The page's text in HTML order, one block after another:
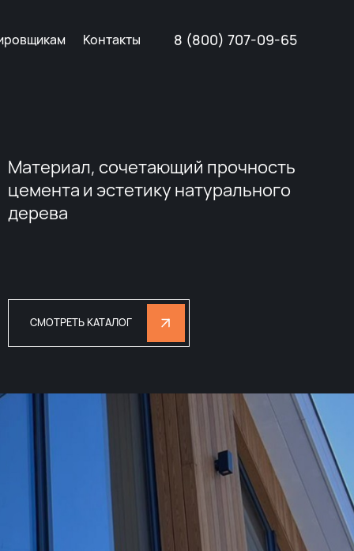
Контакты 8 (800) 707-09-65
Материал, сочетающий прочность
цемента и эстетику натурального
дерева
СМОТРЕТЬ КАТАЛОГ